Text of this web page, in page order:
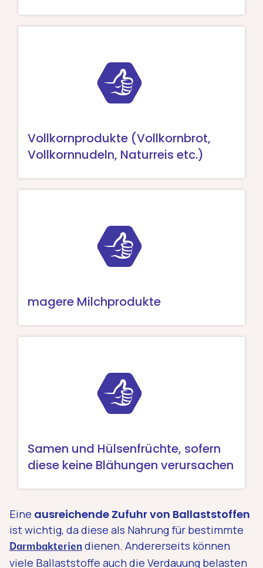
Vollkornprodukte (Vollkornbrot,
Vollkornnudeln, Naturreis etc.)
magere Milchprodukte
Samen und Hülsenfrüchte, sofern
diese keine Blähungen verursachen
Eine ausreichende Zufuhr von Ballaststoffen
ist wichtig, da diese als Nahrung für bestimmte
Darmbakterien dienen. Andererseits können
viele Ballaststoffe auch die Verdauung belasten